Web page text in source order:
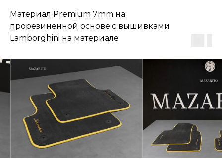
Материал Premium 7mm на
прорезиненной основе с вышивками
Lamborghini на материале